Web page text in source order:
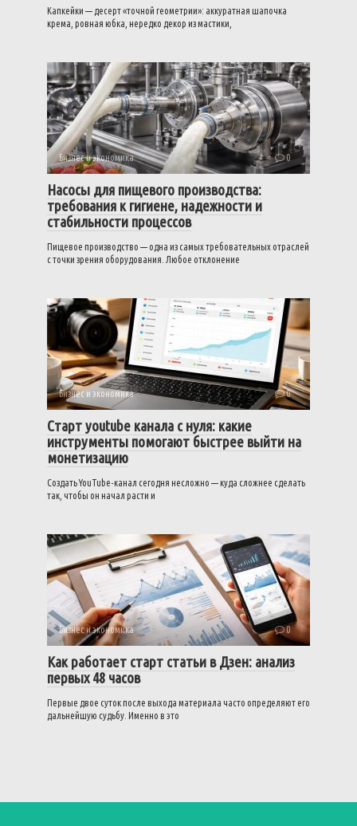
Капкейки — десерт «точной геометрии»: аккуратная шапочка
крема, ровная юбка, нередко декор из мастики,
Бизнес и экономика 0
Насосы для пищевого производства:
требования к гигиене, надежности и
стабильности процессов
Пищевое производство — одна из самых требовательных отраслей
с точки зрения оборудования. Любое отклонение
Бизнес и экономика 0
Старт youtube канала с нуля: какие
инструменты помогают быстрее выйти на
монетизацию
Создать YouTube-канал сегодня несложно — куда сложнее сделать
так, чтобы он начал расти и
Бизнес и экономика 0
Как работает старт статьи в Дзен: анализ
первых 48 часов
Первые двое суток после выхода материала часто определяют его
дальнейшую судьбу. Именно в это